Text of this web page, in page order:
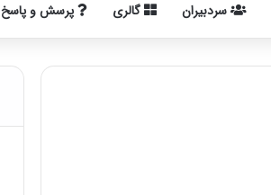
سردبیران گالری پرسش و پاسخ